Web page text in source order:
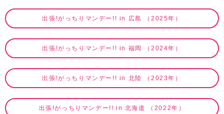
出張!がっちりマンデー!! in 広島 （2025年）
出張!がっちりマンデー!! in 福岡 （2024年）
出張!がっちりマンデー!! in 北陸 （2023年）
出張!がっちりマンデー!! in 北海道 （2022年）